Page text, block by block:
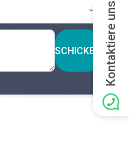
SCHICKEN Kontaktiere uns